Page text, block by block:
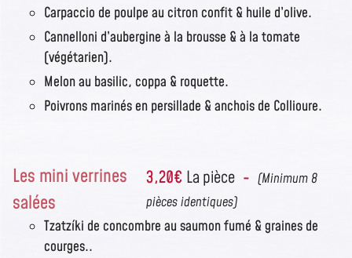
Carpaccio de poulpe au citron confit & huile d’olive.
Cannelloni d’aubergine à la brousse & à la tomate
(végétarien).
Melon au basilic, coppa & roquette.
Poivrons marinés en persillade & anchois de Collioure.
Les mini verrines
salées
3,20€ La pièce- (Minimum 8
pièces identiques)
Tzatzíki de concombre au saumon fumé & graines de
courges..